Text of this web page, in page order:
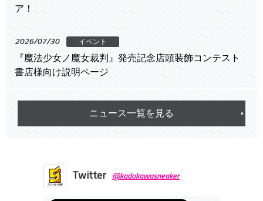
ア！
2026/07/30 イベント
『魔法少女ノ魔女裁判』発売記念店頭装飾コンテスト
書店様向け説明ページ
ニュース一覧を見る
Twitter @kadokawasneaker